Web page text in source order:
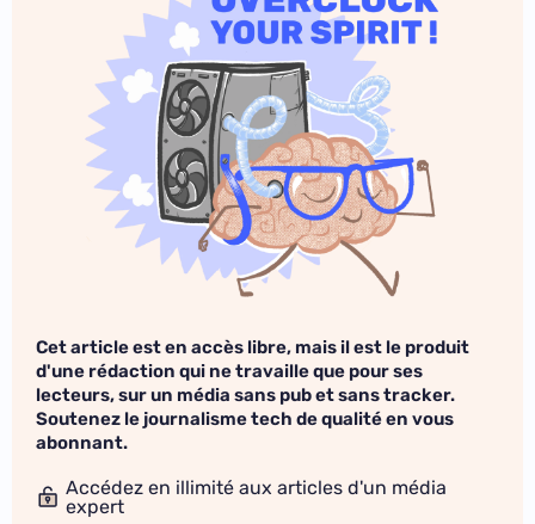
Cet article est en accès libre, mais il est le produit
d'une rédaction qui ne travaille que pour ses
lecteurs, sur un média sans pub et sans tracker.
Soutenez le journalisme tech de qualité en vous
abonnant.
Accédez en illimité aux articles d'un média
expert